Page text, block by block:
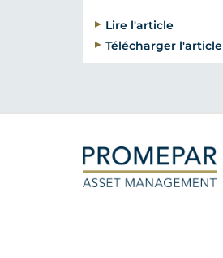
Lire l'article
Télécharger l'article